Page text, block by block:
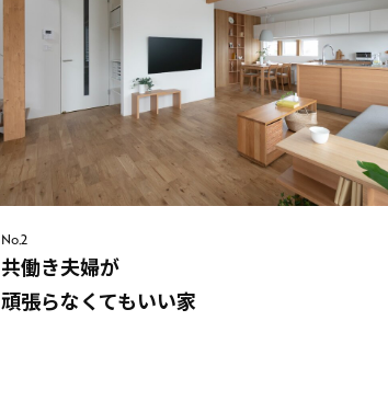
No.2
共働き夫婦が
頑張らなくてもいい家